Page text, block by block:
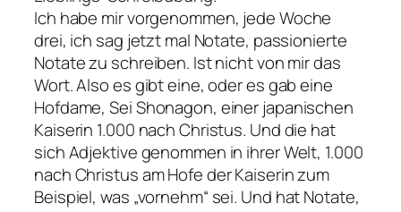
Ich habe mir vorgenommen, jede Woche
drei, ich sag jetzt mal Notate, passionierte
Notate zu schreiben. Ist nicht von mir das
Wort. Also es gibt eine, oder es gab eine
Hofdame, Sei Shonagon, einer japanischen
Kaiserin 1.000 nach Christus. Und die hat
sich Adjektive genommen in ihrer Welt, 1.000
nach Christus am Hofe der Kaiserin zum
Beispiel, was „vornehm“ sei. Und hat Notate,